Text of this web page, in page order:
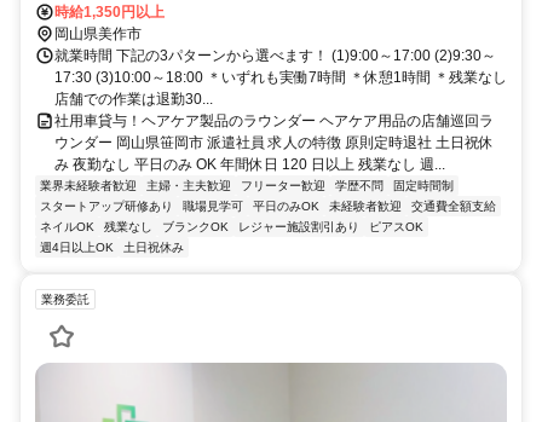
原市、府中市、井原市、笠岡市など）※業務指示にあわせてルートは
毎月ご自身で決めて頂けます。
時給1,350円以上
岡山県美作市
就業時間 下記の3パターンから選べます！ (1)9:00～17:00 (2)9:30～
17:30 (3)10:00～18:00 ＊いずれも実働7時間 ＊休憩1時間 ＊残業なし
店舗での作業は退勤30...
社用車貸与！ヘアケア製品のラウンダー ヘアケア用品の店舗巡回ラ
ウンダー 岡山県笹岡市 派遣社員 求人の特徴 原則定時退社 土日祝休
み 夜勤なし 平日のみ OK 年間休日 120 日以上 残業なし 週...
業界未経験者歓迎 主婦・主夫歓迎 フリーター歓迎 学歴不問
固定時間制
スタートアップ研修あり
職場見学可 平日のみOK 未経験者歓迎
交通費全額支給
ネイルOK
残業なし ブランクOK レジャー施設割引あり
ピアスOK
週4日以上OK
土日祝休み
業務委託